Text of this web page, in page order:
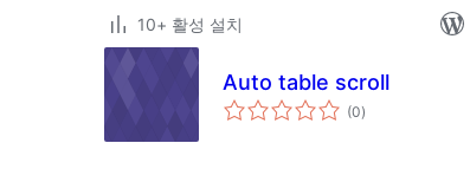
10+ 활성 설치
Auto table scroll
(0전
체)